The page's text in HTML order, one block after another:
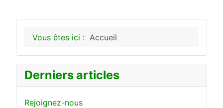
Vous êtes ici : Accueil
Derniers articles
Rejoignez-nous